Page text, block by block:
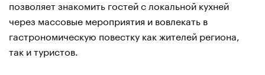
позволяет знакомить гостей с локальной кухней
через массовые мероприятия и вовлекать в
гастрономическую повестку как жителей региона,
так и туристов.